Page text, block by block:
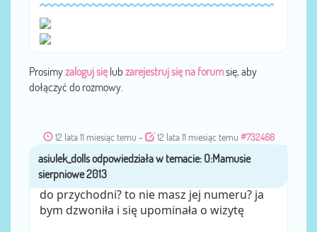
Prosimyzaloguj sięlub zarejestruj się na forumsię, aby
dołączyć do rozmowy.
12 lata 11 miesiąc temu - 12 lata 11 miesiąc temu #732466
przezasiulek_dolls
do przychodni? to nie masz jej numeru? ja
bym dzwoniła i się upominała o wizytę